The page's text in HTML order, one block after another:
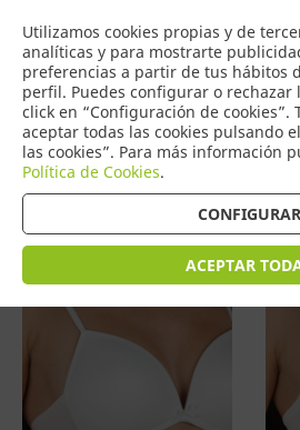
Utilizamos cookies propias y de
analíticas y para mostrarte
preferencias a partir de tus hábitos
perfil. Puedes configurar o rechazar
click en “Configuración de cookies”.
aceptar todas las cookies pulsando
las cookies”. Para más información
Política de Cookies.
CONFIGURAR
ACEPTAR
COMERCIO
DE TORRIJOS
Productos (4577)